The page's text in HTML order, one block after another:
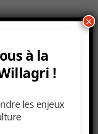
de l’Afrique :
SUIVANT
de production de vin
à la
!
les enjeux
×